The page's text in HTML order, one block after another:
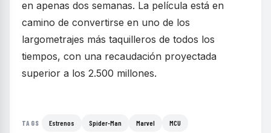
en apenas dos semanas. La película está en
camino de convertirse en uno de los
largometrajes más taquilleros de todos los
tiempos, con una recaudación proyectada
superior a los 2.500 millones.
TAGS Estrenos Spider-Man Marvel MCU